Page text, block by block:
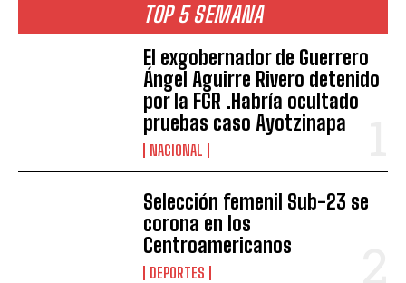
TOP 5 SEMANA
El exgobernador de Guerrero
Ángel Aguirre Rivero detenido
por la FGR .Habría ocultado
pruebas caso Ayotzinapa
NACIONAL
Selección femenil Sub-23 se
corona en los
Centroamericanos
DEPORTES